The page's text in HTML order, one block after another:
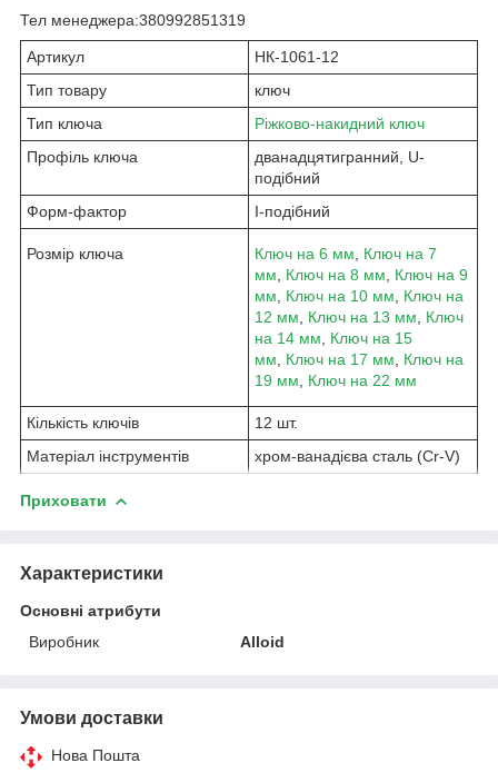
Тел менеджера:380992851319
Артикул
НК-1061-12
Тип товару
ключ
Тип ключа
Ріжково-накидний ключ
Профіль ключа
дванадцятигранний, U-
подібний
Форм-фактор
I-подібний
Розмір ключа Ключ на 6 мм
Ключ на 7
мм
Ключ на 8 мм
Ключ на 9
мм
Ключ на 10 мм
Ключ на
12 мм
Ключ на 13 мм
Ключ
на 14 мм
Ключ на 15
мм
Ключ на 17 мм
Ключ на
19 мм
Ключ на 22 мм
Кількість ключів
12 шт.
Матеріал інструментів
хром-ванадієва сталь (Cr-V)
Приховати
Характеристики
Основні атрибути
Виробник
Alloid
Умови доставки
Нова Пошта